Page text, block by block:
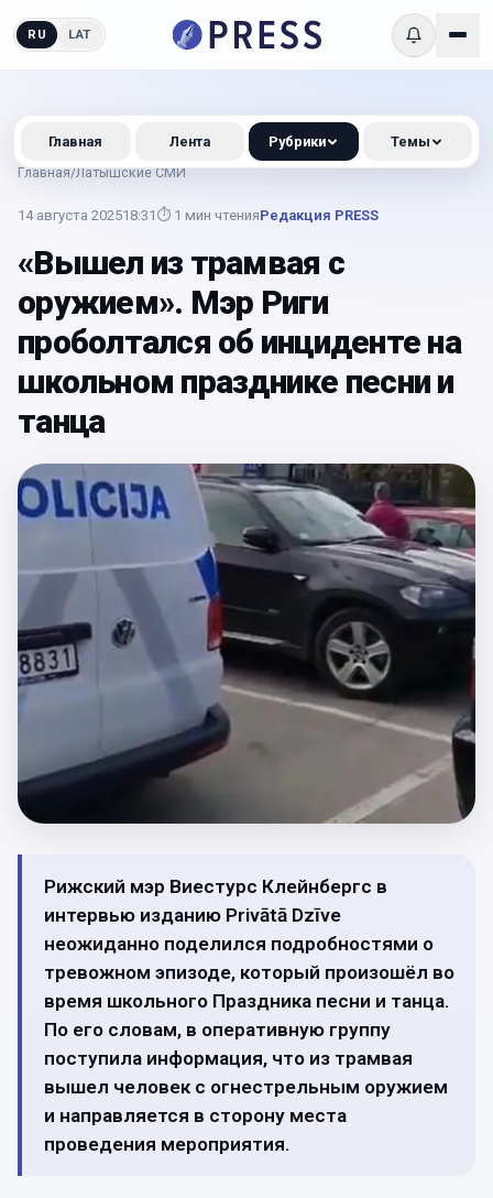
RU LAT
Главная/Латышские СМИ
14 августа 202518:31 ⏱ 1 мин чтенияРедакция PRESS
«Вышел из трамвая с
оружием». Мэр Риги
проболтался об инциденте на
школьном празднике песни и
танца
Рижский мэр Виестурс Клейнбергс в
интервью изданию Privātā Dzīve
неожиданно поделился подробностями о
тревожном эпизоде, который произошёл во
время школьного Праздника песни и танца.
По его словам, в оперативную группу
поступила информация, что из трамвая
вышел человек с огнестрельным оружием
и направляется в сторону места
проведения мероприятия.
Главная Лента Рубрики Темы